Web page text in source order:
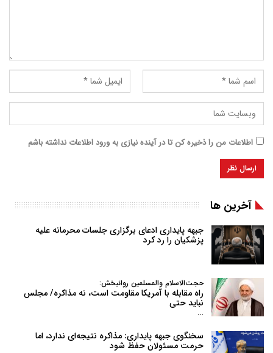
اطلاعات من را ذخیره کن تا در آینده نیازی به ورود اطلاعات نداشته باشم
آخرین ها
جبهه پایداری ادعای برگزاری جلسات محرمانه علیه
پزشکیان را رد کرد
حجت‌الاسلام والمسلمین روانبخش:
راه مقابله با آمریکا مقاومت است، نه مذاکره/ مجلس
نباید حتی
…
سخنگوی جبهه پایداری: مذاکره نتیجه‌ای ندارد، اما
حرمت مسئولان حفظ شود